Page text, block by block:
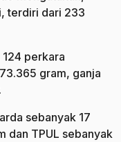
terdiri dari 233
perkara
gram, ganja
sebanyak 17
dan TPUL sebanyak